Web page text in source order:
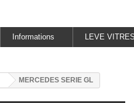
Informations LEVE
MERCEDES SERIE GL